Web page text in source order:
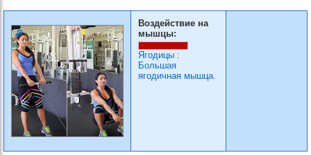
Воздействие на
мышцы:
Ягодицы :
Большая
ягодичная мышца.